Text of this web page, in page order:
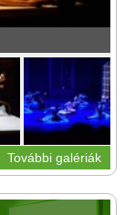
További galériák